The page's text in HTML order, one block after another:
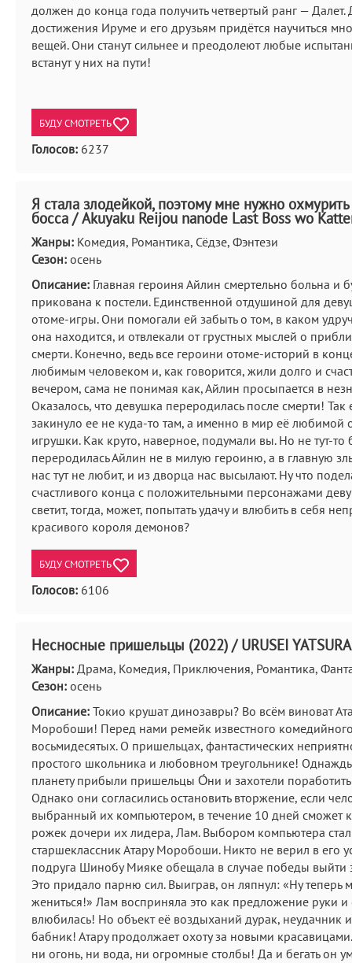
должен до конца года получить четвертый ранг — Далет.
достижения Ируме и его друзьям придётся научиться
вещей. Они станут сильнее и преодолеют любые
встанут у них на пути!
БУДУ СМОТРЕТЬ
Голосов: 6237
Я стала злодейкой, поэтому мне нужно
босса / Akuyaku Reijou nanode Last Boss wo
Жанры: Комедия, Романтика, Сёдзе, Фэнтези
Сезон: осень
Описание: Главная героиня Айлин смертельно больна и
прикована к постели. Единственной отдушиной для
отоме-игры. Они помогали ей забыть о том, в каком
она находится, и отвлекали от грустных мыслей о
смерти. Конечно, ведь все героини отоме-историй в
любимым человеком и, как говорится, жили долго и
вечером, сама не понимая как, Айлин просыпается в
Оказалось, что девушка переродилась после смерти! Так
закинуло ее не куда-то там, а именно в мир её любимой
игрушки. Как круто, наверное, подумали вы. Но не тут-то
переродилась Айлин не в милую героиню, а в главную
нас тут не любит, и из дворца нас высылают. Ну что
счастливого конца с положительными персонажами
светит, тогда, может, попытать удачу и влюбить в себя
красивого короля демонов?
БУДУ СМОТРЕТЬ
Голосов: 6106
Несносные пришельцы (2022) / URUSEI
Жанры: Драма, Комедия, Приключения, Романтика,
Сезон: осень
Описание: Токио крушат динозавры? Во всём виноват
Моробоши! Перед нами ремейк известного
восьмидесятых. О пришельцах, фантастических
простого школьника и любовном треугольнике!
планету прибыли пришельцы О́ни и захотели поработить
Однако они согласились остановить вторжение, если
выбранный их компьютером, в течение 10 дней сможет
рожек дочери их лидера, Лам. Выбором компьютера стал
старшеклассник Атару Моробоши. Никто не верил в его
подруга Шинобу Мияке обещала в случае победы выйти
Это придало парню сил. Выиграв, он ляпнул: «Ну теперь
жениться!» Лам восприняла это как предложение руки и
влюбилась! Но объект её воздыханий дурак, неудачник
бабник! Атару продолжает охоту за новыми
ни огонь, ни вода, ни огромные столбы! Да и бегать он